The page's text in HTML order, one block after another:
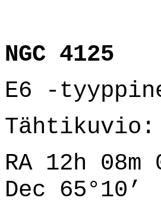
NGC 4125
E6 -
Tähtikuvio:
RA 12h 08m
Dec 65°10’